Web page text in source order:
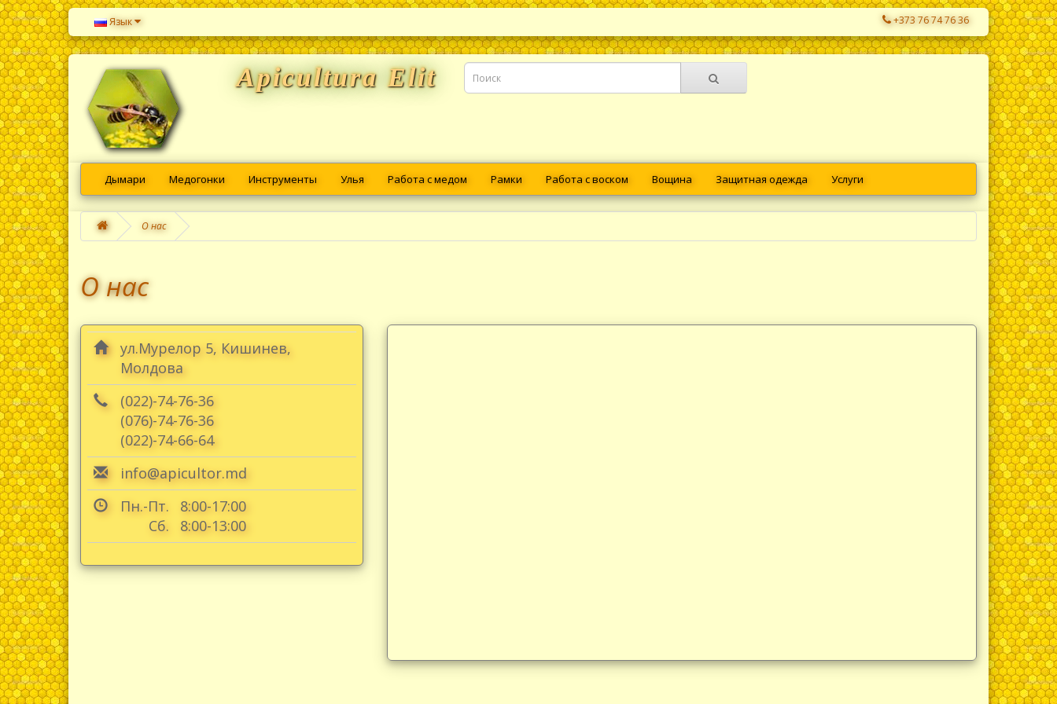
Язык +373 76 74 76 36
Apicultura Elit
Дымари Медогонки Инструменты Улья Работа с медом Рамки Работа с воском Вощина Защитная одежда Услуги
О нас
О нас
ул.Мурелор 5, Кишинев,
Молдова
(022)-74-76-36
(076)-74-76-36
(022)-74-66-64
info@apicultor.md
Пн.-Пт.
Сб.
8:00-17:00
8:00-13:00